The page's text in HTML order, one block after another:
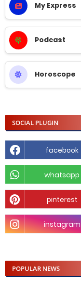
My Express
Podcast
Horoscope
SOCIAL PLUGIN
facebook
whatsapp
pinterest
instagram
POPULAR NEWS